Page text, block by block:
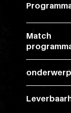
Match
onderwerp